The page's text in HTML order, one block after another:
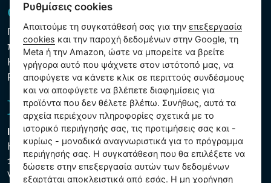
GDPR και Cookies
Πολιτική προστασίας προσωπικών και λοιπών δεδομένων
που υποβάλλονται σε επεξεργασία
Κανόνες χρήσης των αρχείων cookie
Ρυθμίσεις cookies
Intex Trading, s.r.o.
Hradecká 2526/3
130 00 Praha 3
Vinohrady - Česká republika
Ρυθμίσεις cookies
Απαιτούμε τη συγκατάθεσή σας για τηνεπεξεργασία
cookies και την παροχή δεδομένων στην Google, τη
Meta ή την Amazon, ώστε να μπορείτε να βρείτε
γρήγορα αυτό που ψάχνετε στον ιστότοπό μας, να
αποφύγετε να κάνετε κλικ σε περιττούς συνδέσμους
και να αποφύγετε να βλέπετε διαφημίσεις για
προϊόντα που δεν θέλετε βλέπω. Συνήθως, αυτά τα
αρχεία περιέχουν πληροφορίες σχετικά με το
ιστορικό περιήγησής σας, τις προτιμήσεις σας και -
κυρίως - μοναδικά αναγνωριστικά για το πρόγραμμα
περιήγησής σας. Η συγκατάθεση που θα επιλέξετε να
δώσετε στην επεξεργασία αυτών των δεδομένων
εξαρτάται αποκλειστικά από εσάς. Η μη χορήγηση